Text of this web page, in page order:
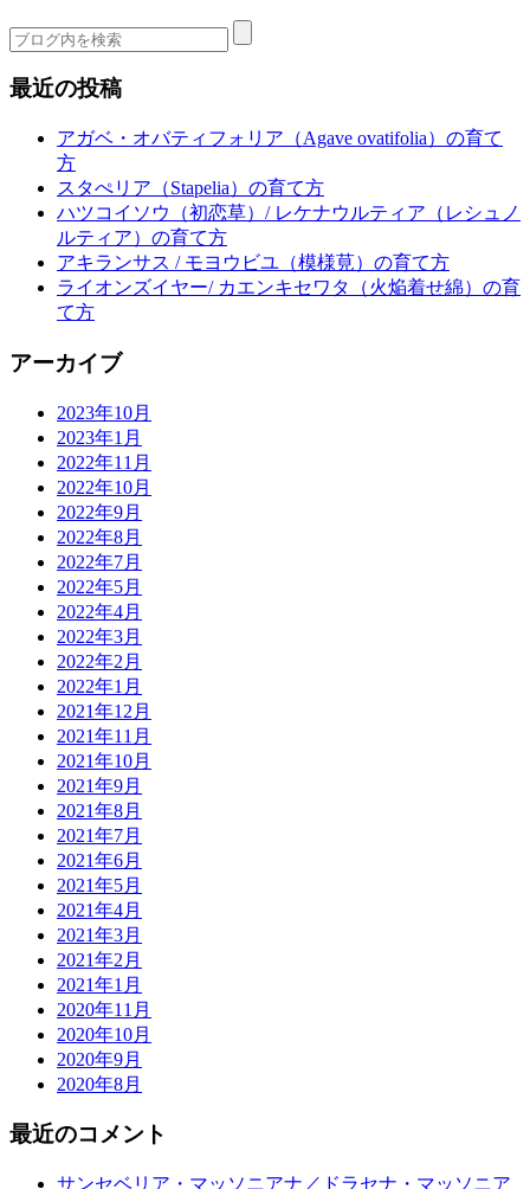
最近の投稿
アガベ・オバティフォリア（Agave ovatifolia）の育て
方
スタぺリア（Stapelia）の育て方
ハツコイソウ（初恋草）/ レケナウルティア（レシュノ
ルティア）の育て方
アキランサス / モヨウビユ（模様莧）の育て方
ライオンズイヤー/ カエンキセワタ（火焔着せ綿）の育
て方
アーカイブ
2023年10月
2023年1月
2022年11月
2022年10月
2022年9月
2022年8月
2022年7月
2022年5月
2022年4月
2022年3月
2022年2月
2022年1月
2021年12月
2021年11月
2021年10月
2021年9月
2021年8月
2021年7月
2021年6月
2021年5月
2021年4月
2021年3月
2021年2月
2021年1月
2020年11月
2020年10月
2020年9月
2020年8月
最近のコメント
サンセベリア・マッソニアナ／ドラセナ・マッソニア